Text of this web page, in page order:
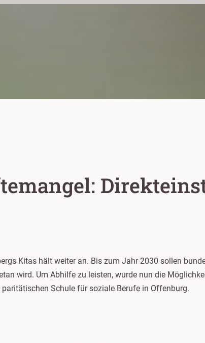
Kitas hält weiter an. Bis zum Jahr 2030 sollen
wird. Um Abhilfe zu leisten, wurde nun die
Schule für soziale Berufe in Offenburg.